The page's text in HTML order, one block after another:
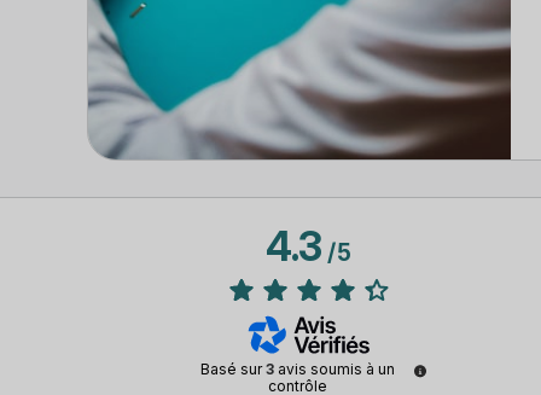
4.3/5
Basé sur3 avis soumis à un
contrôle